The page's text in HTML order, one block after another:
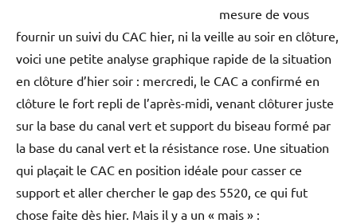
mesure de vous
fournir un suivi du CAC hier, ni la veille au soir en clôture,
voici une petite analyse graphique rapide de la situation
en clôture d’hier soir : mercredi, le CAC a confirmé en
clôture le fort repli de l’après-midi, venant clôturer juste
sur la base du canal vert et support du biseau formé par
la base du canal vert et la résistance rose. Une situation
qui plaçait le CAC en position idéale pour casser ce
support et aller chercher le gap des 5520, ce qui fut
chose faite dès hier. Mais il y a un « mais » :